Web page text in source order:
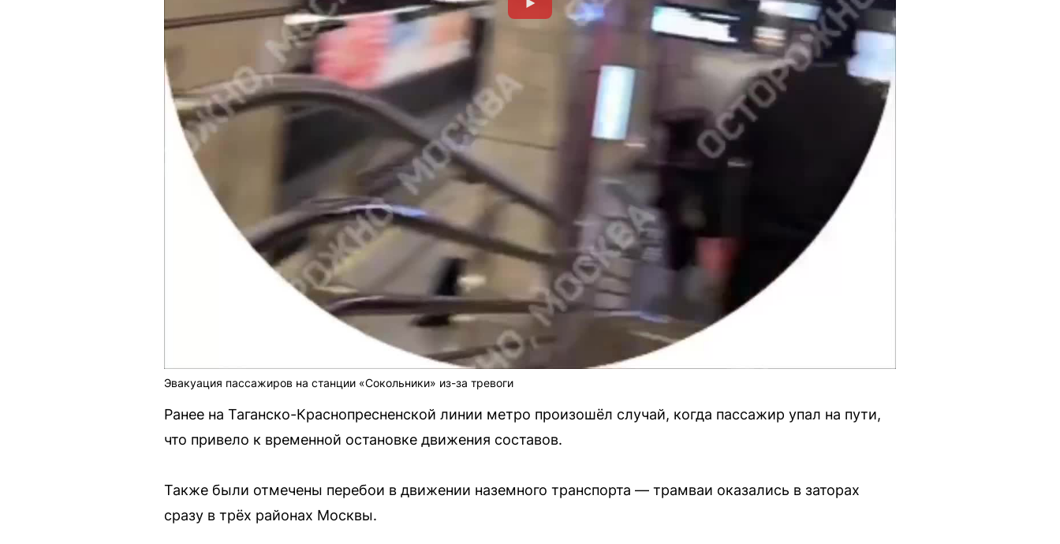
Эвакуация пассажиров на станции «Сокольники» из-за тревоги
Ранее на Таганско-Краснопресненской линии метро произошёл случай, когда пассажир упал на пути,
что привело к временной остановке движения составов.
Также были отмечены перебои в движении наземного транспорта — трамваи оказались в заторах
сразу в трёх районах Москвы.